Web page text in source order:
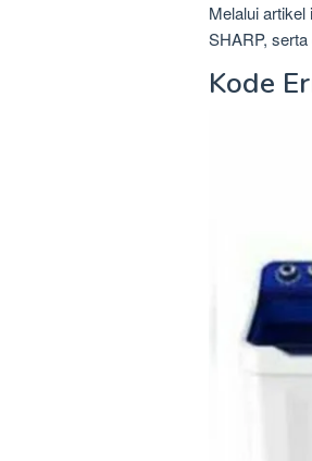
Melalui
SHARP,
Kode